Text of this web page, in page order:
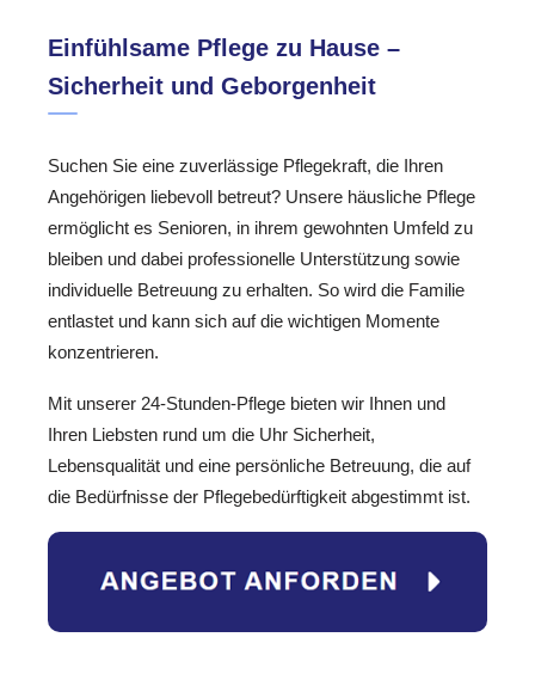
Einfühlsame Pflege zu Hause –
Sicherheit und Geborgenheit
Suchen Sie eine zuverlässige Pflegekraft, die Ihren
Angehörigen liebevoll betreut? Unsere häusliche Pflege
ermöglicht es Senioren, in ihrem gewohnten Umfeld zu
bleiben und dabei professionelle Unterstützung sowie
individuelle Betreuung zu erhalten. So wird die Familie
entlastet und kann sich auf die wichtigen Momente
konzentrieren.
Mit unserer 24-Stunden-Pflege bieten wir Ihnen und
Ihren Liebsten rund um die Uhr Sicherheit,
Lebensqualität und eine persönliche Betreuung, die auf
die Bedürfnisse der Pflegebedürftigkeit abgestimmt ist.